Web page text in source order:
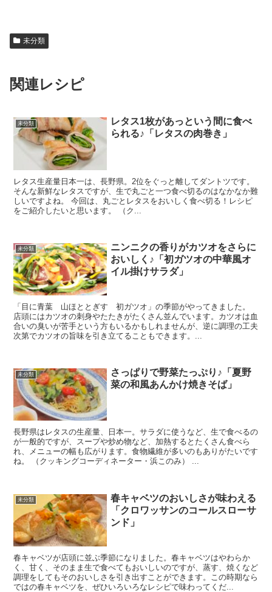
未分類
関連レシピ
未分類
レタス1枚があっという間に食べ
られる♪「レタスの肉巻き」
レタス生産量日本一は、長野県。2位をぐっと離してダントツです。
そんな新鮮なレタスですが、生で丸ごと一つ食べ切るのはなかなか難
しいですよね。 今回は、丸ごとレタスをおいしく食べ切る！レシピ
をご紹介したいと思います。 （ク...
未分類
ニンニクの香りがカツオをさらに
おいしく♪「初ガツオの中華風オ
イル掛けサラダ」
「目に青葉 山ほととぎす 初ガツオ」の季節がやってきました。
店頭にはカツオの刺身やたたきがたくさん並んでいます。カツオは血
合いの臭いが苦手という方もいるかもしれませんが、逆に調理の工夫
次第でカツオの旨味を引き立てることもできます。...
未分類
さっぱりで野菜たっぷり♪「夏野
菜の和風あんかけ焼きそば」
長野県はレタスの生産量、日本一。サラダに使うなど、生で食べるの
が一般的ですが、スープや炒め物など、加熱するとたくさん食べら
れ、メニューの幅も広がります。食物繊維が多いのもありがたいです
ね。 （クッキングコーディネーター・浜このみ） ...
未分類
春キャベツのおいしさが味わえる
「クロワッサンのコールスローサ
ンド」
春キャベツが店頭に並ぶ季節になりました。春キャベツはやわらか
く、甘く、そのまま生で食べてもおいしいのですが、蒸す、焼くなど
調理をしてもそのおいしさを引き出すことができます。この時期なら
ではの春キャベツを、ぜひいろいろなレシピで味わってくだ...